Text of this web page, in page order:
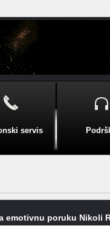
servis
emotivnu poruku Nikoli